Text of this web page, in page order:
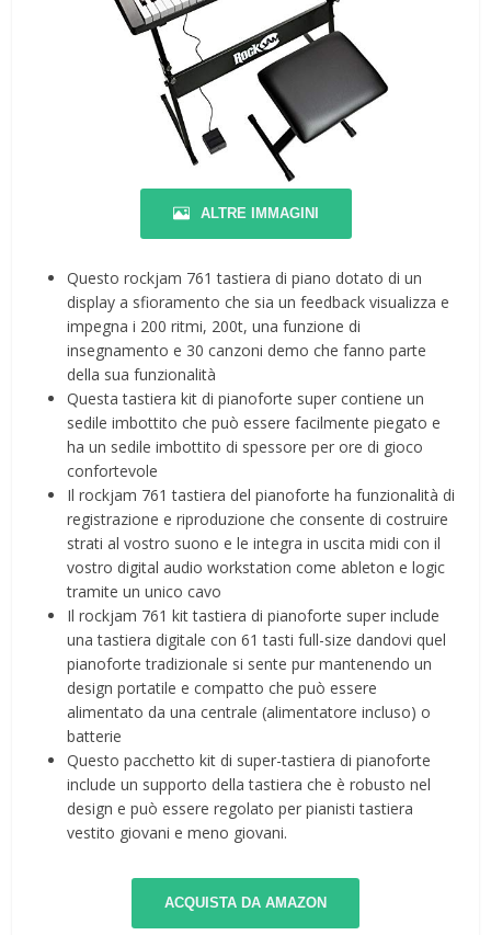
ALTRE IMMAGINI
Questo rockjam 761 tastiera di piano dotato di un
display a sfioramento che sia un feedback visualizza e
impegna i 200 ritmi, 200t, una funzione di
insegnamento e 30 canzoni demo che fanno parte
della sua funzionalità
Questa tastiera kit di pianoforte super contiene un
sedile imbottito che può essere facilmente piegato e
ha un sedile imbottito di spessore per ore di gioco
confortevole
Il rockjam 761 tastiera del pianoforte ha funzionalità di
registrazione e riproduzione che consente di costruire
strati al vostro suono e le integra in uscita midi con il
vostro digital audio workstation come ableton e logic
tramite un unico cavo
Il rockjam 761 kit tastiera di pianoforte super include
una tastiera digitale con 61 tasti full-size dandovi quel
pianoforte tradizionale si sente pur mantenendo un
design portatile e compatto che può essere
alimentato da una centrale (alimentatore incluso) o
batterie
Questo pacchetto kit di super-tastiera di pianoforte
include un supporto della tastiera che è robusto nel
design e può essere regolato per pianisti tastiera
vestito giovani e meno giovani.
ACQUISTA DA AMAZON